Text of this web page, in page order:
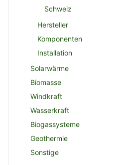
Schweiz
Hersteller
Komponenten
Installation
Solarwärme
Biomasse
Windkraft
Wasserkraft
Biogassysteme
Geothermie
Sonstige